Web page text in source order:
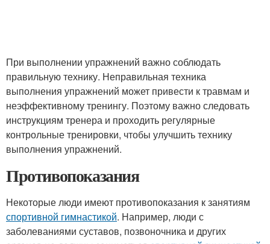
При выполнении упражнений важно соблюдать
правильную технику. Неправильная техника
выполнения упражнений может привести к травмам и
неэффективному тренингу. Поэтому важно следовать
инструкциям тренера и проходить регулярные
контрольные тренировки, чтобы улучшить технику
выполнения упражнений.
Противопоказания
Некоторые люди имеют противопоказания к занятиям
спортивной гимнастикой. Например, люди с
заболеваниями суставов, позвоночника и других